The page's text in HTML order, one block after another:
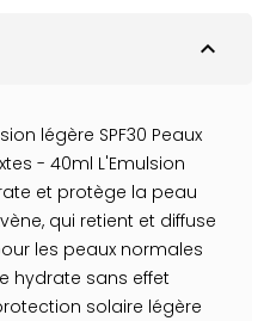
expand_less
légère SPF30 Peaux
- 40ml L'Emulsion
et protège la peau
qui retient et diffuse
les peaux normales
hydrate sans effet
solaire légère